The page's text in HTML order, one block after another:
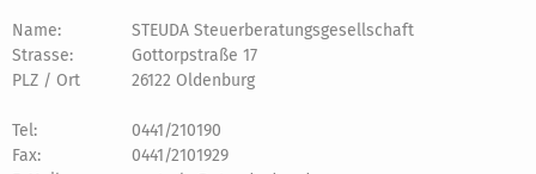
Name:
STEUDA Steuerberatungsgesellschaft
Strasse:
Gottorpstraße 17
PLZ / Ort
26122 Oldenburg
Tel:
0441/210190
Fax:
0441/2101929